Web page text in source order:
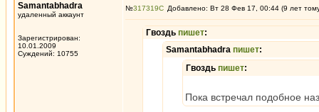
Samantabhadra
удаленный аккаунт
Зарегистрирован:
10.01.2009
Суждений: 10755
№317319 Добавлено: Вт 28 Фев 17, 00:44 (9 лет
Гвоздь пишет:
Samantabhadra пишет:
Гвоздь пишет:
Пока встречал подобное